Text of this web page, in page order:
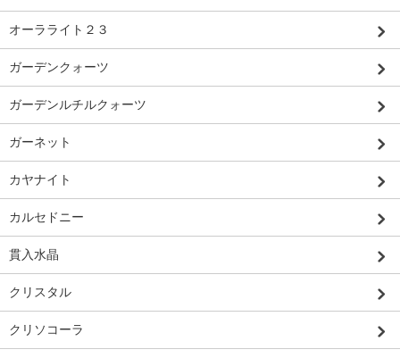
オーラライト２３
ガーデンクォーツ
ガーデンルチルクォーツ
ガーネット
カヤナイト
カルセドニー
貫入水晶
クリスタル
クリソコーラ